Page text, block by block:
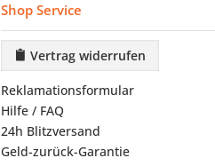
Shop Service
Vertrag widerrufen
Reklamationsformular
Hilfe / FAQ
24h Blitzversand
Geld-zurück-Garantie